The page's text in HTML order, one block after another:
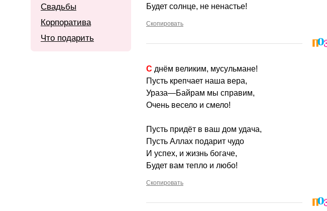
Будет солнце, не ненастье!
Скопировать
С днём великим, мусульмане!
Пусть крепчает наша вера,
Ураза—Байрам мы справим,
Очень весело и смело!
Пусть придёт в ваш дом удача,
Пусть Аллах подарит чудо
И успех, и жизнь богаче,
Будет вам тепло и любо!
Скопировать
Свадьбы
Корпоратива
Что подарить